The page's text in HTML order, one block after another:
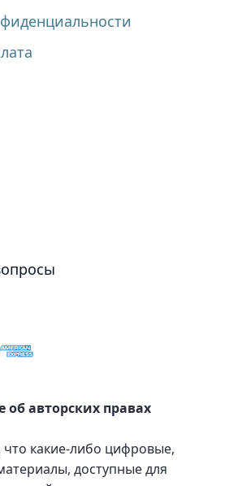
авторских правах
что какие-либо цифровые,
доступные для